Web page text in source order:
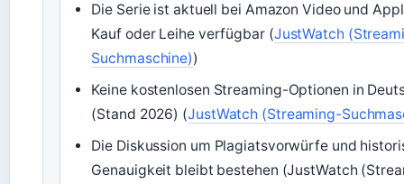
Die Serie ist aktuell bei Amazon Video und
Kauf oder Leihe verfügbar (JustWatch
Suchmaschine))
Keine kostenlosen Streaming-Optionen in
(Stand 2026) (JustWatch (Streaming-
Die Diskussion um Plagiatsvorwürfe und
Genauigkeit bleibt bestehen (JustWatch